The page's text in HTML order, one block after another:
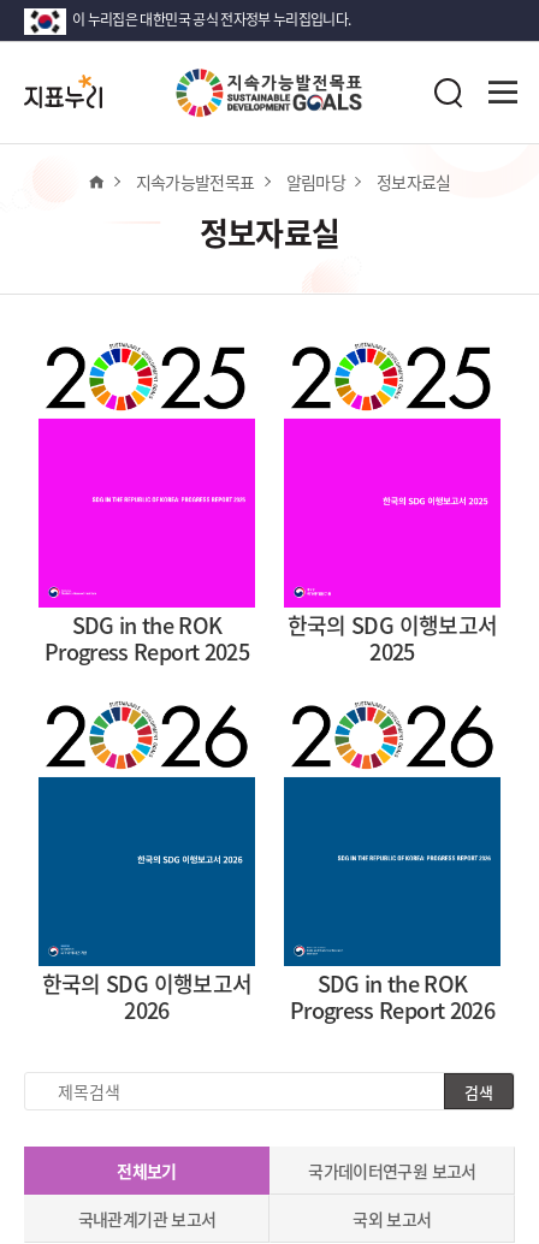
이 누리집은 대한민국 공식 전자정부 누리집입니다.
지
표
누
검
홈 지속가능발전목표 알림마당 정보자료실
정보자료실
SDG in the ROK
Progress Report 2025
한국의 SDG 이행보고서
2025
한국의 SDG 이행보고서
2026
SDG in the ROK
Progress Report 2026
제
검색
전체보기
국가데이터연구원 보고서
국내관계기관 보고서
국외 보고서